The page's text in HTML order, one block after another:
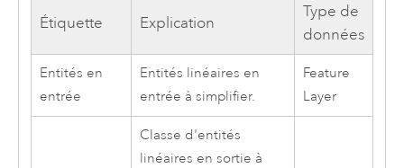
Étiquette Explication
Type de
données
Entités en
entrée
Entités linéaires en
entrée à simplifier.
Feature
Layer
Classe d'entités
linéaires en sortie à